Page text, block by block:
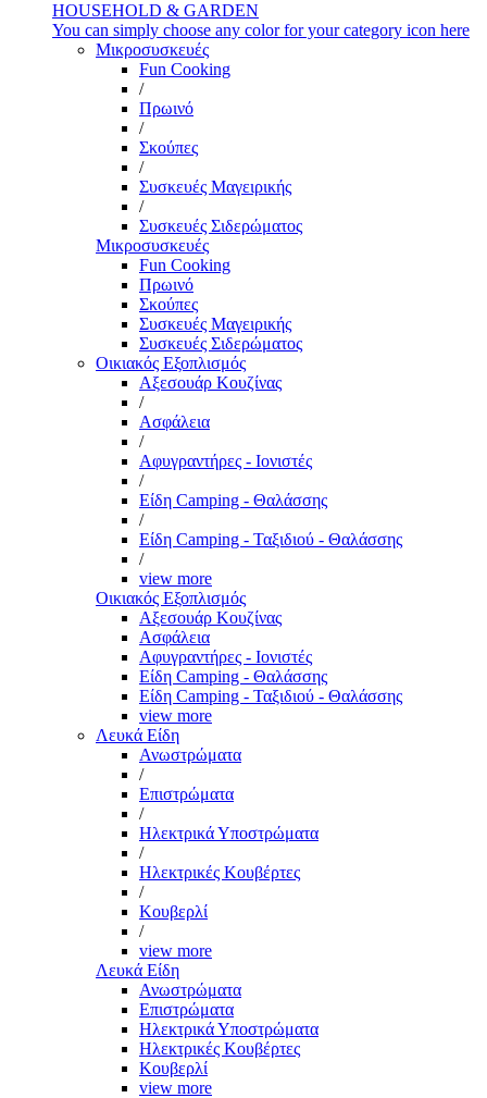
HOUSEHOLD & GARDEN
You can simply choose any color for your category icon here
Μικροσυσκευές
Fun Cooking
/
Πρωινό
/
Σκούπες
/
Συσκευές Μαγειρικής
/
Συσκευές Σιδερώματος
Μικροσυσκευές
Fun Cooking
Πρωινό
Σκούπες
Συσκευές Μαγειρικής
Συσκευές Σιδερώματος
Οικιακός Εξοπλισμός
Αξεσουάρ Κουζίνας
/
Ασφάλεια
/
Αφυγραντήρες - Ιονιστές
/
Είδη Camping - Θαλάσσης
/
Είδη Camping - Ταξιδιού - Θαλάσσης
/
view more
Οικιακός Εξοπλισμός
Αξεσουάρ Κουζίνας
Ασφάλεια
Αφυγραντήρες - Ιονιστές
Είδη Camping - Θαλάσσης
Είδη Camping - Ταξιδιού - Θαλάσσης
view more
Λευκά Είδη
Ανωστρώματα
/
Επιστρώματα
/
Ηλεκτρικά Υποστρώματα
/
Ηλεκτρικές Κουβέρτες
/
Κουβερλί
/
view more
Λευκά Είδη
Ανωστρώματα
Επιστρώματα
Ηλεκτρικά Υποστρώματα
Ηλεκτρικές Κουβέρτες
Κουβερλί
view more